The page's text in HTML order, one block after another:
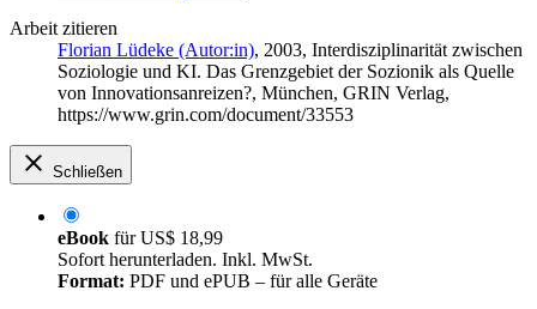
Arbeit zitieren
Florian Lüdeke (Autor:in), 2003, Interdisziplinarität zwischen
Soziologie und KI. Das Grenzgebiet der Sozionik als Quelle
von Innovationsanreizen?, München, GRIN Verlag,
https://www.grin.com/document/33553
Schließen
eBook fürUS$ 18,99
Sofort herunterladen. Inkl. MwSt.
Format: PDF und ePUB – für alle Geräte